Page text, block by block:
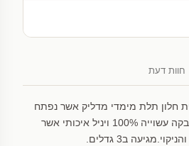
חוות דעת
חלון תלת מימדי מדליק אשר נפתח
לחוף אקזוטי יפייפה. המדבקה עשוייה 100% ויניל איכותי אשר
ב3 גדלים.